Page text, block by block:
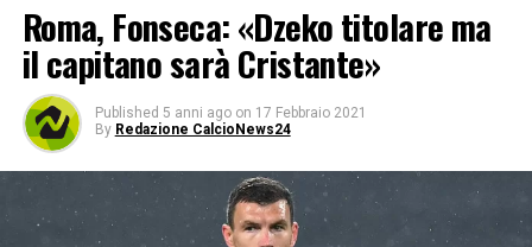
Roma, Fonseca: «Dzeko titolare ma
il capitano sarà Cristante»
Published 5 anni ago on 17 Febbraio 2021
By Redazione CalcioNews24